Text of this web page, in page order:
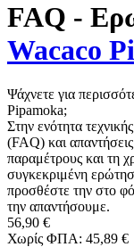
FAQ -
Wacaco
Ψάχνετε για
Pipamoka;
Στην ενότητα
(FAQ) και
παραμέτρους και τη
συγκεκριμένη
προσθέστε την στο
την απαντήσουμε.
56,90 €
Χωρίς ΦΠΑ: 45,89 €